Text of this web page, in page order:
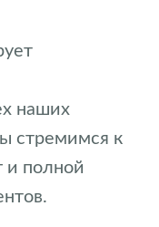
наших
стремимся к
и полной